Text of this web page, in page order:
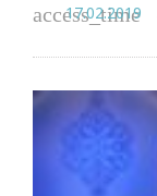
access_time
17.02.2019